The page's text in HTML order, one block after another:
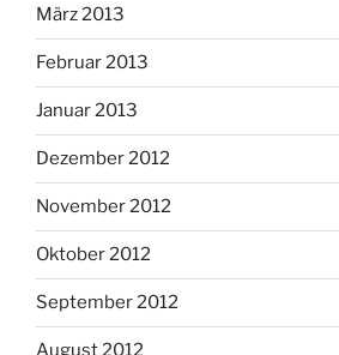
März 2013
Februar 2013
Januar 2013
Dezember 2012
November 2012
Oktober 2012
September 2012
August 2012